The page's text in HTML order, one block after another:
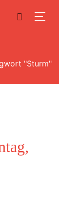
"Sturm"